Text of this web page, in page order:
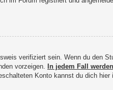
verifiziert sein. Wenn du den
vorzeigen.
In jedem Fall
Konto kannst du dich